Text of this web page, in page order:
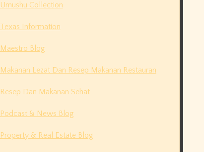
Umushu Collection
Texas Information
Maestro Blog
Makanan Lezat Dan Resep Makanan Restauran
Resep Dan Makanan Sehat
Podcast & News Blog
Property & Real Estate Blog